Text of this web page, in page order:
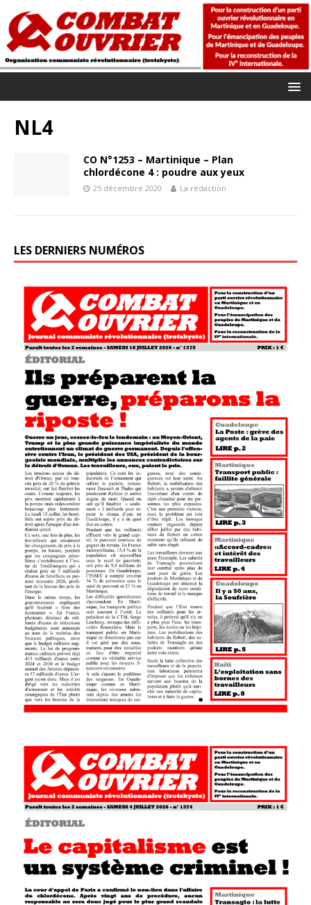
NL4
CO N°1253 – Martinique – Plan
chlordécone 4 : poudre aux yeux
25 décembre 2020 La rédaction
LES DERNIERS NUMÉROS